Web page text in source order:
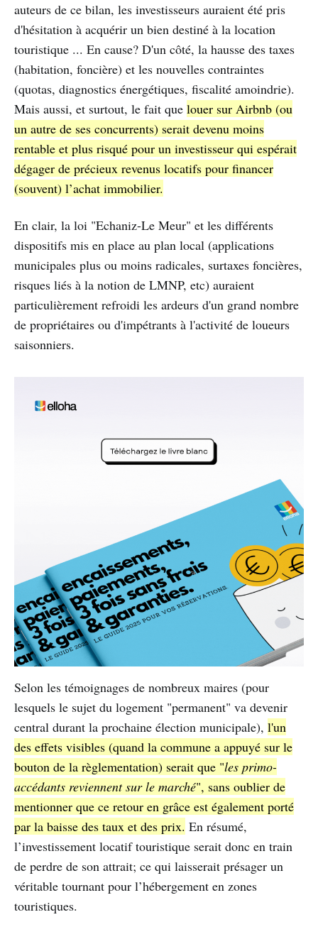
auteurs de ce bilan, les investisseurs auraient été pris
d'hésitation à acquérir un bien destiné à la location
touristique ... En cause? D'un côté, la hausse des taxes
(habitation, foncière) et les nouvelles contraintes
(quotas, diagnostics énergétiques, fiscalité amoindrie).
Mais aussi, et surtout, le fait que louer sur Airbnb (ou
un autre de ses concurrents) serait devenu moins
rentable et plus risqué pour un investisseur qui espérait
dégager de précieux revenus locatifs pour financer
(souvent) l’achat immobilier.
En clair, la loi "Echaniz-Le Meur" et les différents
dispositifs mis en place au plan local (applications
municipales plus ou moins radicales, surtaxes foncières,
risques liés à la notion de LMNP, etc) auraient
particulièrement refroidi les ardeurs d'un grand nombre
de propriétaires ou d'impétrants à l'activité de loueurs
saisonniers.
Selon les témoignages de nombreux maires (pour
lesquels le sujet du logement "permanent" va devenir
central durant la prochaine élection municipale), l'un
des effets visibles (quand la commune a appuyé sur le
bouton de la règlementation) serait que "les primo-
accédants reviennent sur le marché", sans oublier de
mentionner que ce retour en grâce est également porté
par la baisse des taux et des prix. En résumé,
l’investissement locatif touristique serait donc en train
de perdre de son attrait; ce qui laisserait présager un
véritable tournant pour l’hébergement en zones
touristiques.